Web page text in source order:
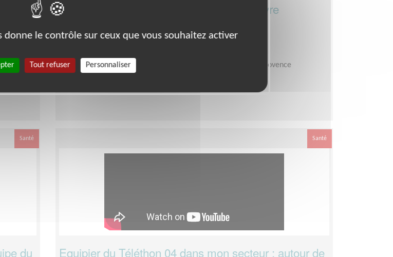
Equipier auprès des clubs sportifs pour vivre
ALPES-DE-HAUTE-PROVENCE (04)
Association :AFM - Coordination Téléthon - Alpes de Haute-Provence
Santé
du
Santé
Equipier du Téléthon 04 dans mon secteur : autour de
donne le contrôle sur ceux que vous souhaitez activer
Tout refuser Personnaliser